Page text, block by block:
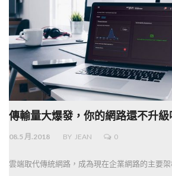
傳輸量大爆發，你的網路還不升級
08.5 月.2018 BY JEAN 0
雲端取代傳統網路，成為現在企業網路的主要